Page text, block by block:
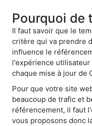
Pourquoi de
Il faut savoir que le
critère qui va prendre
influence le
l'expérience
chaque mise à jour de
Pour que votre site
beaucoup de trafic et
référencement, il faut
vous proposons donc